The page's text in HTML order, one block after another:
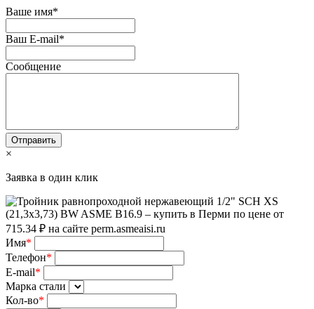
Ваше имя*
Ваш E-mail*
Сообщение
×
Заявка в один клик
Имя*
Телефон*
E-mail*
Марка стали
Кол-во*